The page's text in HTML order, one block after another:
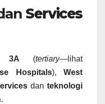
Services
3A (tertiary—lihat
Hospitals), West
danteknologi
.